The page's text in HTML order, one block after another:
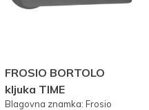
FROSIO BORTOLO
kljuka TIME
Blagovna znamka: Frosio